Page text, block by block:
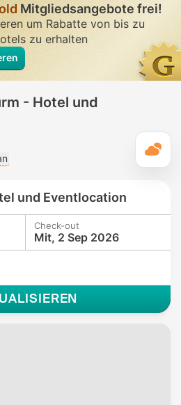
Mitgliedsangebote frei!
um Rabatte von bis zu
zu erhalten
- Hotel und
und Eventlocation
Check-out
Mit, 2 Sep 2026